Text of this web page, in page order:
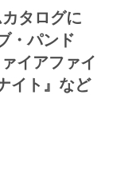
タログに
・パンド
イアファイ
イト』など